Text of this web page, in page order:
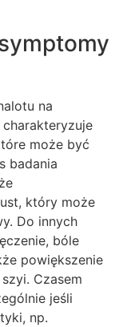
na
charakteryzuje
może być
badania
który może
Do innych
bóle
powiększenie
Czasem
jeśli
np.